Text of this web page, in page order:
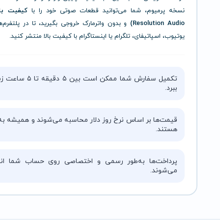
نسخه پرمیوم، شما می‌توانید قطعات صوتی خود را با
Resolution Audio)
و بدون واترمارک خروجی بگیرید، تا در
یوتیوب، اسپاتیفای، تلگرام یا اینستاگرام با کیفیت بالا منتشر کنید.
تکمیل سفارش شما ممکن است بین ۵
ببرد.
قیمت‌ها بر اساس نرخ روز دلار محاسبه می‌شوند و همیشه
هستند.
پرداخت‌ها به‌طور رسمی و اختصاصی روی حساب شما
می‌شوند.